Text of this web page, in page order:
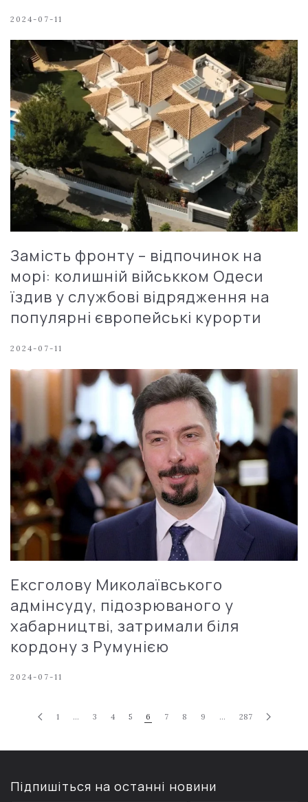
2024-07-11
Замість фронту – відпочинок на
морі: колишній військком Одеси
їздив у службові відрядження на
популярні європейські курорти
2024-07-11
Ексголову Миколаївського
адмінсуду, підозрюваного у
хабарництві, затримали біля
кордону з Румунією
2024-07-11
1 … 3 4 5 6 7 8 9 … 287
Підпишіться на останні новини